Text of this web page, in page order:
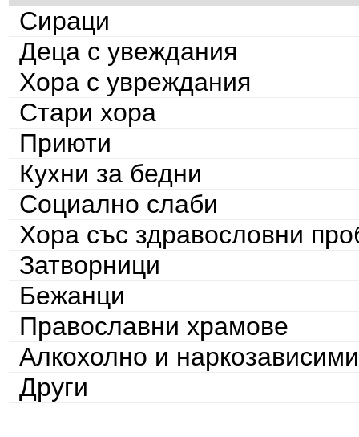
Сираци
Деца с увеждания
Хора с увреждания
Стари хора
Приюти
Кухни за бедни
Социално слаби
Хора със здравословни
Затворници
Бежанци
Православни храмове
Алкохолно и наркозависими
Други